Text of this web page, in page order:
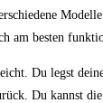
am besten
⁣Du legst
Du‌ kannst